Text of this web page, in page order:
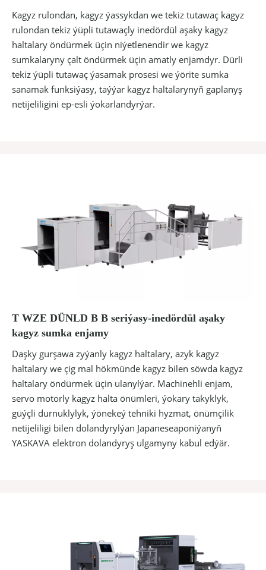
Kagyz rulondan, kagyz ýassykdan we tekiz tutawaç kagyz
rulondan tekiz ýüpli tutawaçly inedördül aşaky kagyz
haltalary öndürmek üçin niýetlenendir we kagyz
sumkalaryny çalt öndürmek üçin amatly enjamdyr. Dürli
tekiz ýüpli tutawaç ýasamak prosesi we ýörite sumka
sanamak funksiýasy, taýýar kagyz haltalarynyň gaplanyş
netijeliligini ep-esli ýokarlandyrýar.
T WZE DÜNLD B B seriýasy-inedördül aşaky
kagyz sumka enjamy
Daşky gurşawa zyýanly kagyz haltalary, azyk kagyz
haltalary we çig mal hökmünde kagyz bilen söwda kagyz
haltalary öndürmek üçin ulanylýar. Machinehli enjam,
servo motorly kagyz halta önümleri, ýokary takyklyk,
güýçli durnuklylyk, ýönekeý tehniki hyzmat, önümçilik
netijeliligi bilen dolandyrylýan Japaneseaponiýanyň
YASKAVA elektron dolandyryş ulgamyny kabul edýär.